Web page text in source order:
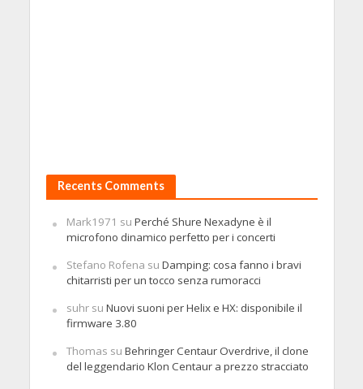
Recents Comments
Mark1971 su Perché Shure Nexadyne è il
microfono dinamico perfetto per i concerti
Stefano Rofena su Damping: cosa fanno i bravi
chitarristi per un tocco senza rumoracci
suhrsu Nuovi suoni per Helix e HX: disponibile il
firmware 3.80
Thomas su Behringer Centaur Overdrive, il clone
del leggendario Klon Centaur a prezzo stracciato